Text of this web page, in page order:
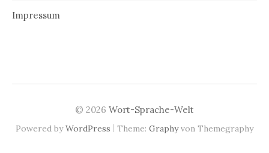
Impressum
© 2026 Wort-Sprache-Welt
Powered byWordPress | Theme: Graphyvon Themegraphy